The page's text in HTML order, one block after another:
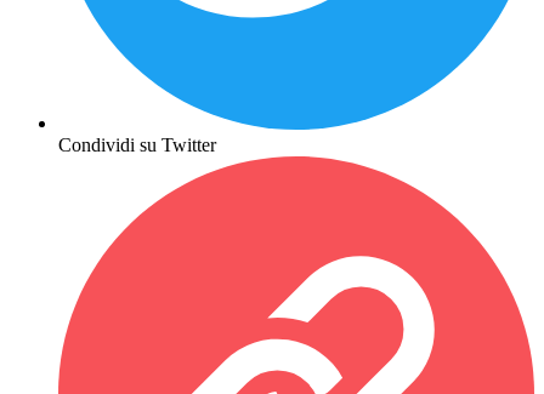
Condividi su Twitter